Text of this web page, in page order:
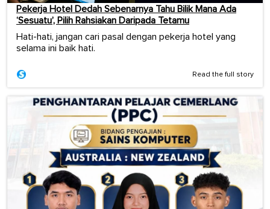
Pekerja Hotel Dedah Sebenarnya Tahu Bilik Mana Ada
‘Sesuatu’, Pilih Rahsiakan Daripada Tetamu
Hati-hati, jangan cari pasal dengan pekerja hotel yang
selama ini baik hati.
Read the full story